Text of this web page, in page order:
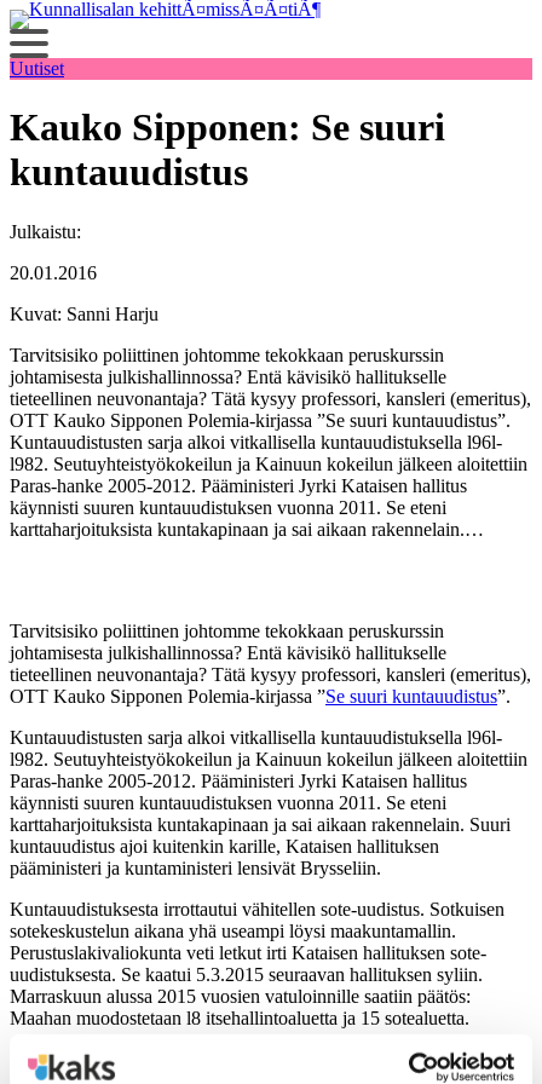
Siirry
sisältöön
Uutiset
Kauko Sipponen: Se suuri
kuntauudistus
Julkaistu:
20.01.2016
Kuvat: Sanni Harju
Tarvitsisiko poliittinen johtomme tekokkaan peruskurssin
johtamisesta julkishallinnossa? Entä kävisikö hallitukselle
tieteellinen neuvonantaja? Tätä kysyy professori, kansleri (emeritus),
OTT Kauko Sipponen Polemia-kirjassa ”Se suuri kuntauudistus”.
Kuntauudistusten sarja alkoi vitkallisella kuntauudistuksella l96l-
l982. Seutuyhteistyökokeilun ja Kainuun kokeilun jälkeen aloitettiin
Paras-hanke 2005-2012. Pääministeri Jyrki Kataisen hallitus
käynnisti suuren kuntauudistuksen vuonna 2011. Se eteni
karttaharjoituksista kuntakapinaan ja sai aikaan rakennelain.…
Tarvitsisiko poliittinen johtomme tekokkaan peruskurssin
johtamisesta julkishallinnossa? Entä kävisikö hallitukselle
tieteellinen neuvonantaja? Tätä kysyy professori, kansleri (emeritus),
OTT Kauko Sipponen Polemia-kirjassa ”Se suuri kuntauudistus”.
Kuntauudistusten sarja alkoi vitkallisella kuntauudistuksella l96l-
l982. Seutuyhteistyökokeilun ja Kainuun kokeilun jälkeen aloitettiin
Paras-hanke 2005-2012. Pääministeri Jyrki Kataisen hallitus
käynnisti suuren kuntauudistuksen vuonna 2011. Se eteni
karttaharjoituksista kuntakapinaan ja sai aikaan rakennelain. Suuri
kuntauudistus ajoi kuitenkin karille, Kataisen hallituksen
pääministeri ja kuntaministeri lensivät Brysseliin.
Kuntauudistuksesta irrottautui vähitellen sote-uudistus. Sotkuisen
sotekeskustelun aikana yhä useampi löysi maakuntamallin.
Perustuslakivaliokunta veti letkut irti Kataisen hallituksen sote-
uudistuksesta. Se kaatui 5.3.2015 seuraavan hallituksen syliin.
Marraskuun alussa 2015 vuosien vatuloinnille saatiin päätös:
Maahan muodostetaan l8 itsehallintoaluetta ja 15 sotealuetta.
Ilma on sakeanaan kysymyksiä. Miksi kunta- ja sote-uudistukset